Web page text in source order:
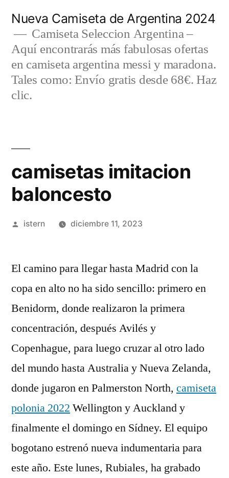
contenido
Nueva Camiseta de Argentina 2024
Camiseta Seleccion Argentina –
Aquí encontrarás más fabulosas ofertas
en camiseta argentina messi y maradona.
Tales como: Envío gratis desde 68€. Haz
clic.
camisetas imitacion
baloncesto
Publicado
istern diciembre 11, 2023
El camino para llegar hasta Madrid con la
copa en alto no ha sido sencillo: primero en
Benidorm, donde realizaron la primera
concentración, después Avilés y
Copenhague, para luego cruzar al otro lado
del mundo hasta Australia y Nueva Zelanda,
donde jugaron en Palmerston North, camiseta
polonia 2022 Wellington y Auckland y
finalmente el domingo en Sídney. El equipo
bogotano estrenó nueva indumentaria para
este año. Este lunes, Rubiales, ha grabado